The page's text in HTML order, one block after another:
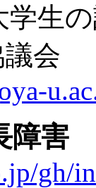
学生
会
障害
gh/